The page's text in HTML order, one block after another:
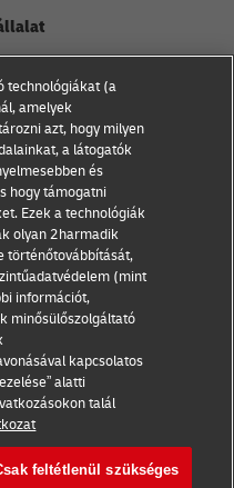
nyilatkozat
feltételek
nyilatkozat
beállítások
technológiákat (a
amelyek
azt, hogy milyen
a látogatók
és
hogy támogatni
Ezek a technológiák
olyan 2harmadik
történőtovábbítását,
(mint
információt,
minősülőszolgáltató
kapcsolatos
alatti
talál
feltétlenül szükséges